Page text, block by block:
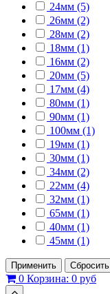
24мм (5)
26мм (2)
28мм (2)
18мм (1)
16мм (2)
20мм (5)
17мм (4)
80мм (1)
90мм (1)
100мм (1)
19мм (1)
30мм (1)
34мм (2)
22мм (4)
32мм (1)
65мм (1)
40мм (1)
45мм (1)
Применить Сбросить
0 Корзина: 0 руб